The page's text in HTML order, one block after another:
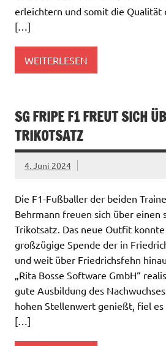
erleichtern und somit die Qualität
[…]
WEITERLESEN
SG FRIPE F1 FREUT SICH
TRIKOTSATZ
4. Juni 2024
Die F1-Fußballer der beiden
Behrmann freuen sich über einen
Trikotsatz. Das neue Outfit
großzügige Spende der in
und weit über Friedrichsfehn
„Rita Bosse Software GmbH“
gute Ausbildung des
hohen Stellenwert genießt, fiel es
[…]